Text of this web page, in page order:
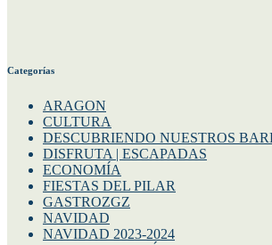
Categorías
ARAGON
CULTURA
DESCUBRIENDO NUESTROS
DISFRUTA | ESCAPADAS
ECONOMÍA
FIESTAS DEL PILAR
GASTROZGZ
NAVIDAD
NAVIDAD 2023-2024